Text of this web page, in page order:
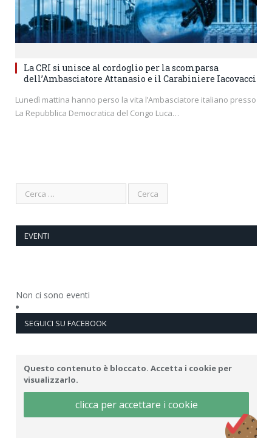
La CRI si unisce al cordoglio per la scomparsa
dell’Ambasciatore Attanasio e il Carabiniere Iacovacci
Lunedì mattina hanno perso la vita l’Ambasciatore italiano presso
La Repubblica Democratica del Congo Luca…
EVENTI
Non ci sono eventi
SEGUICI SU FACEBOOK
Questo contenuto è bloccato. Accetta i cookie per
visualizzarlo.
clicca per accettare i cookie